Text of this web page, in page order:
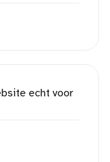
echt voor